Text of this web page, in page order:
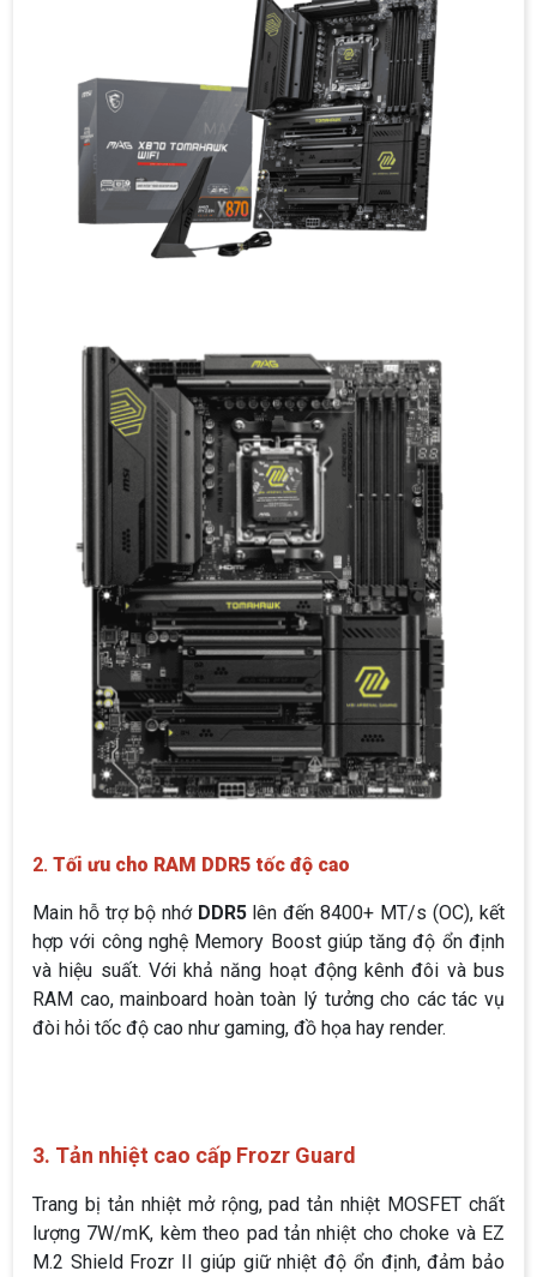
2. Tối ưu cho RAM DDR5 tốc độ cao
Main hỗ trợ bộ nhớ DDR5 lên đến 8400+ MT/s (OC), kết
hợp với công nghệ Memory Boost giúp tăng độ ổn định
và hiệu suất. Với khả năng hoạt động kênh đôi và bus
RAM cao, mainboard hoàn toàn lý tưởng cho các tác vụ
đòi hỏi tốc độ cao như gaming, đồ họa hay render.
3. Tản nhiệt cao cấp Frozr Guard
Trang bị tản nhiệt mở rộng, pad tản nhiệt MOSFET chất
lượng 7W/mK, kèm theo pad tản nhiệt cho choke và EZ
M.2 Shield Frozr II giúp giữ nhiệt độ ổn định, đảm bảo